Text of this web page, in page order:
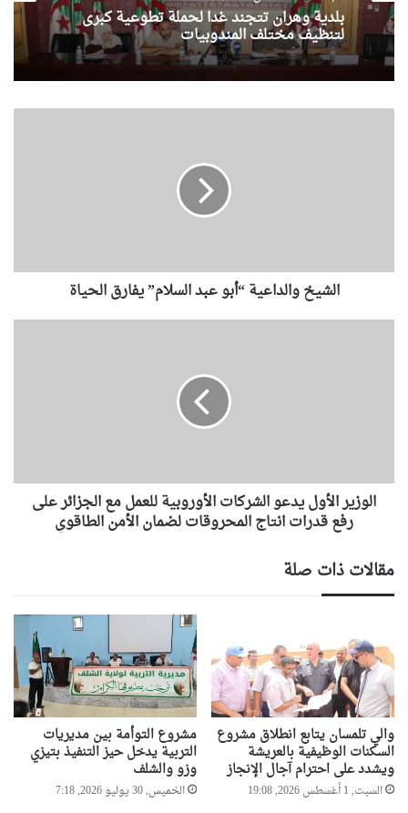
بلدية وهران تتجند غدا لحملة تطوعية كبرى
لتنظيف مختلف المندوبيات
د
د
ا
م
ف
ا
ر
ق
ا
ل
ح
ي
الشيخ والداعية “أبو عبد السلام” يفارق الحياة
أ
ع
و
ش
ر
ك
ا
ت
ا
ل
أ
الوزير الأول يدعو الشركات الأوروبية للعمل مع الجزائر على
رفع قدرات انتاج المحروقات لضمان الأمن الطاقوي
مقالات ذات صلة
والي تلمسان يتابع انطلاق مشروع
السكنات الوظيفية بالعريشة
ويشدد على احترام آجال الإنجاز
السبت, 1 أغسطس 2026, 19:08
مشروع التوأمة بين مديريات
التربية يدخل حيز التنفيذ بتيزي
وزو والشلف
الخميس, 30 يوليو 2026, 7:18